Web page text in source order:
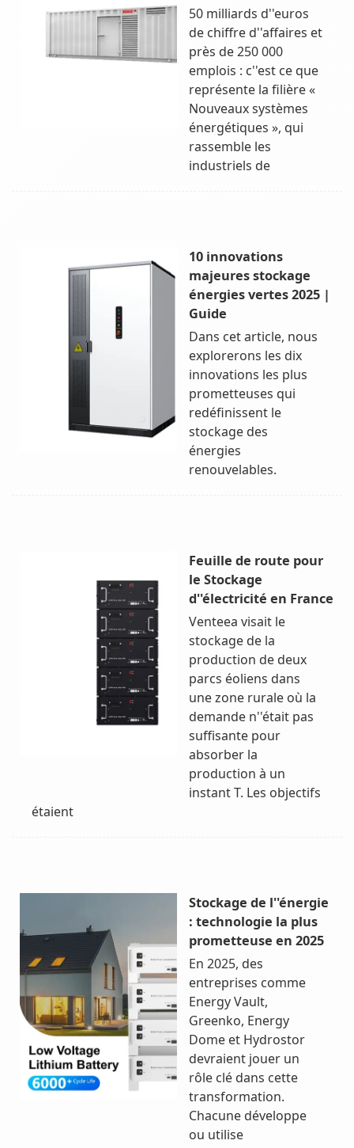
50 milliards d''euros
de chiffre d''affaires et
près de 250 000
emplois : c''est ce que
représente la filière «
Nouveaux systèmes
énergétiques », qui
rassemble les
industriels de
10 innovations
majeures stockage
énergies vertes 2025 |
Guide
Dans cet article, nous
explorerons les dix
innovations les plus
prometteuses qui
redéfinissent le
stockage des
énergies
renouvelables.
Feuille de route pour
le Stockage
d''électricité en France
Venteea visait le
stockage de la
production de deux
parcs éoliens dans
une zone rurale où la
demande n''était pas
suffisante pour
absorber la
production à un
instant T. Les objectifs
étaient
Stockage de l''énergie
: technologie la plus
prometteuse en 2025
En 2025, des
entreprises comme
Energy Vault,
Greenko, Energy
Dome et Hydrostor
devraient jouer un
rôle clé dans cette
transformation.
Chacune développe
ou utilise